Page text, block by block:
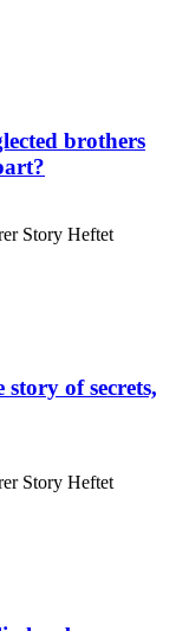
brothers
Story Heftet
of secrets,
Story Heftet